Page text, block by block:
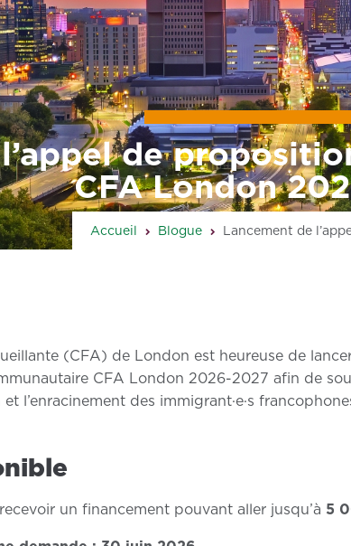
Accueil À propos de la CFA
de
CFA London
Accueil Blogue Lancement de
(CFA) de London est heureuse de
CFA London 2026-2027 afin de
l’enracinement des immigrant·e·s
un financement pouvant aller jusqu’à 5